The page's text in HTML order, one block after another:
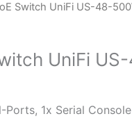
Switch UniFi US-48-
UniFi
1x Serial